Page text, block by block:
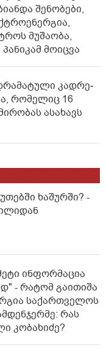
შენობები,
მუშაობა,
მოიცვა
კად­რე­
რომელიც 16
ასახავს
ხაშურში? -
ინფორმაცია
- რატომ გაითიშა
საქართველოს
რას
კობახიძე?